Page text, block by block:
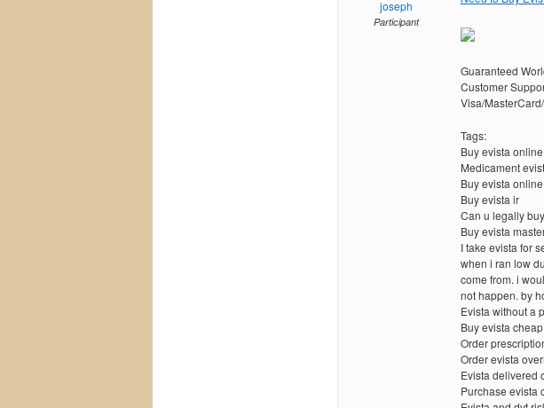
joseph
Participant
Guaranteed
Customer
Visa/
Tags:
Buy evista
Medicament
Buy evista
Buy evista ir
Can u legally
Buy evista
I take evista for
when i ran low
come from. i
not happen. by
Evista without a
Buy evista
Order
Order evista
Evista delivered
Purchase evista